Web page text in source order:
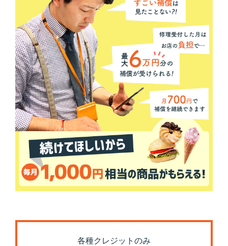
各種クレジットのみ